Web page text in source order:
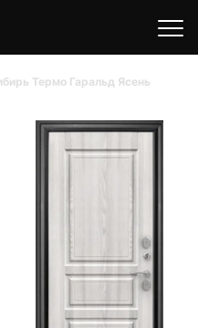
Термо Гаральд Ясень